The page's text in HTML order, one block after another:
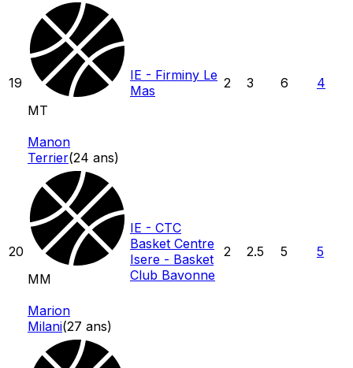
19
MT
Manon
Terrier(24 ans)
IE - Firminy Le
Mas
2 3 6 4
20
MM
Marion
Milani(27 ans)
IE - CTC
Basket Centre
Isere - Basket
Club Bavonne
2 2.5 5 5